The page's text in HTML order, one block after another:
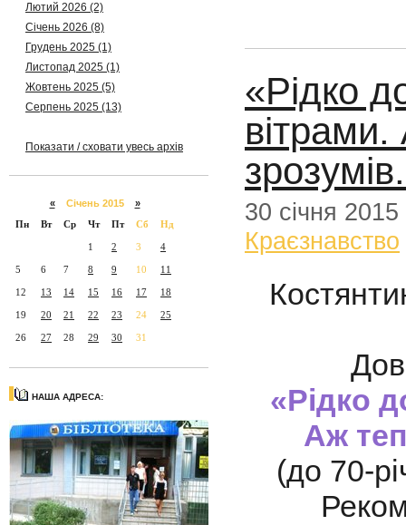
Лютий 2026 (2)
Січень 2026 (8)
Грудень 2025 (1)
Листопад 2025 (1)
Жовтень 2025 (5)
Серпень 2025 (13)
Показати / сховати увесь архів
«Січень 2015 »
Пн
Вт Ср Чт Пт Сб Нд
1 2 3 4
5 6 7 8 9 10 11
12 13 14 15 16 17 18
19 20 21 22 23 24 25
26 27 28 29 30 31
НАША АДРЕСА:
«Рідко
30 січня 2015
Краєзнавство
«Рідко
Аж
(до 70-